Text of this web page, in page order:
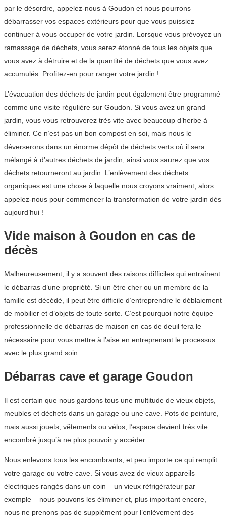
par le désordre, appelez-nous à Goudon et nous pourrons
débarrasser vos espaces extérieurs pour que vous puissiez
continuer à vous occuper de votre jardin. Lorsque vous prévoyez un
ramassage de déchets, vous serez étonné de tous les objets que
vous avez à détruire et de la quantité de déchets que vous avez
accumulés. Profitez-en pour ranger votre jardin !
L’évacuation des déchets de jardin peut également être programmé
comme une visite régulière sur Goudon. Si vous avez un grand
jardin, vous vous retrouverez très vite avec beaucoup d’herbe à
éliminer. Ce n’est pas un bon compost en soi, mais nous le
déverserons dans un énorme dépôt de déchets verts où il sera
mélangé à d’autres déchets de jardin, ainsi vous saurez que vos
déchets retourneront au jardin. L’enlèvement des déchets
organiques est une chose à laquelle nous croyons vraiment, alors
appelez-nous pour commencer la transformation de votre jardin dès
aujourd’hui !
Vide maison à Goudon en cas de
décès
Malheureusement, il y a souvent des raisons difficiles qui entraînent
le débarras d’une propriété. Si un être cher ou un membre de la
famille est décédé, il peut être difficile d’entreprendre le déblaiement
de mobilier et d’objets de toute sorte. C’est pourquoi notre équipe
professionnelle de débarras de maison en cas de deuil fera le
nécessaire pour vous mettre à l’aise en entreprenant le processus
avec le plus grand soin.
Débarras cave et garage Goudon
Il est certain que nous gardons tous une multitude de vieux objets,
meubles et déchets dans un garage ou une cave. Pots de peinture,
mais aussi jouets, vêtements ou vélos, l’espace devient très vite
encombré jusqu’à ne plus pouvoir y accéder.
Nous enlevons tous les encombrants, et peu importe ce qui remplit
votre garage ou votre cave. Si vous avez de vieux appareils
électriques rangés dans un coin – un vieux réfrigérateur par
exemple – nous pouvons les éliminer et, plus important encore,
nous ne prenons pas de supplément pour l’enlèvement des